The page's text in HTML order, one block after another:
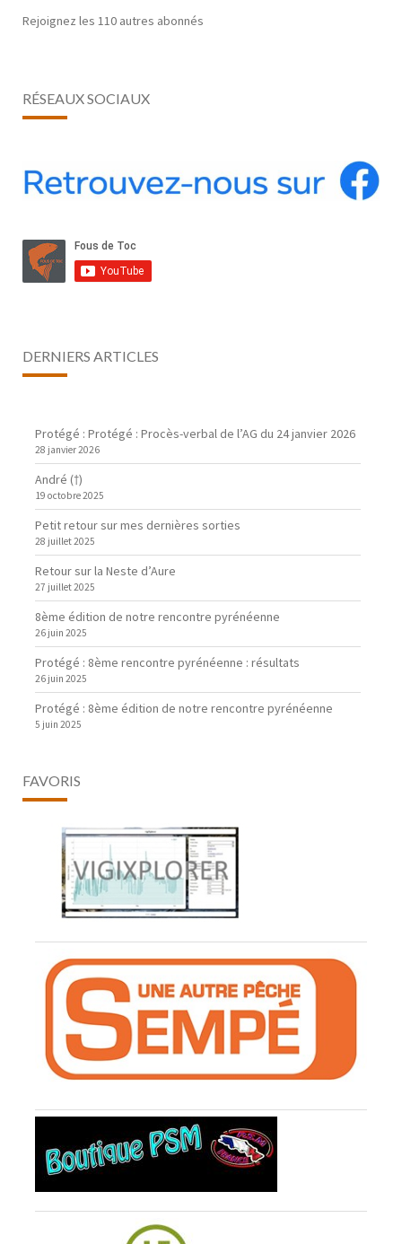
Rejoignez les 110 autres abonnés
RÉSEAUX SOCIAUX
DERNIERS ARTICLES
Protégé : Protégé : Procès-verbal de l’AG du 24 janvier 2026
28 janvier 2026
André (†)
19 octobre 2025
Petit retour sur mes dernières sorties
28 juillet 2025
Retour sur la Neste d’Aure
27 juillet 2025
8ème édition de notre rencontre pyrénéenne
26 juin 2025
Protégé : 8ème rencontre pyrénéenne : résultats
26 juin 2025
Protégé : 8ème édition de notre rencontre pyrénéenne
5 juin 2025
FAVORIS